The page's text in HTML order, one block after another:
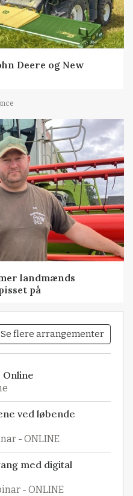
Deere og New
landmænds
på
Se flere arrangementer
Online
ved løbende
- ONLINE
med digital
- ONLINE